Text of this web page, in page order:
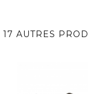
17 AUTRES